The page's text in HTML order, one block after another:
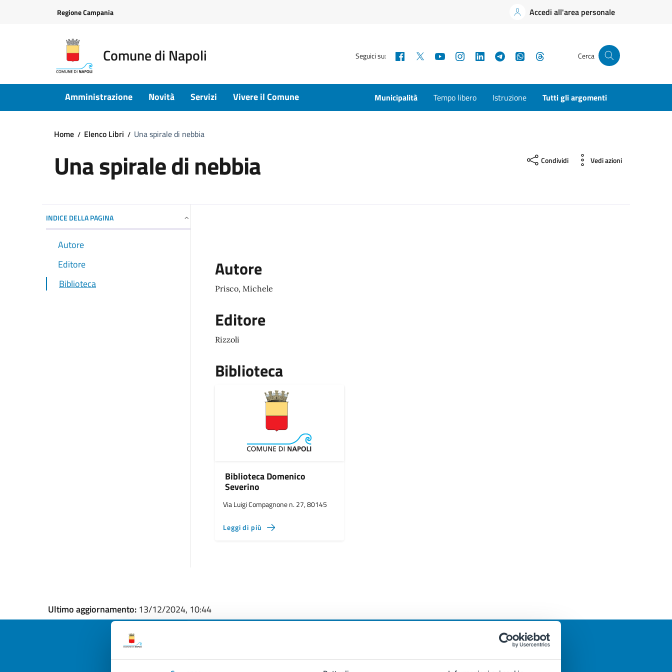
Regione Campania Accedi all'area personale
Comune di Napoli Seguici su: Facebook YouTubeInstagramLinkedInTelegramWhatsApp Cerca
Amministrazione Novità Servizi Vivere il Comune Municipalità Tempo libero Istruzione Tutti gli argomenti
Home Elenco Libri Una spirale di nebbia
Una spirale di nebbia Condividi Vedi azioni
INDICE DELLA PAGINA
Autore
Editore
Biblioteca
Autore
Prisco, Michele
Editore
Rizzoli
Biblioteca
Biblioteca Domenico
Severino
Via Luigi Compagnone n. 27, 80145
Leggi di più
Ultimo aggiornamento: 13/12/2024, 10:44